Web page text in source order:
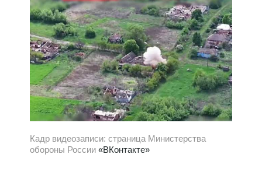
Кадр видеозаписи: страница Министерства
обороны России «ВКонтакте»